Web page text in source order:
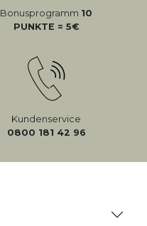
Bonusprogramm 10
PUNKTE = 5
Kundenservice
0800 181 42 96